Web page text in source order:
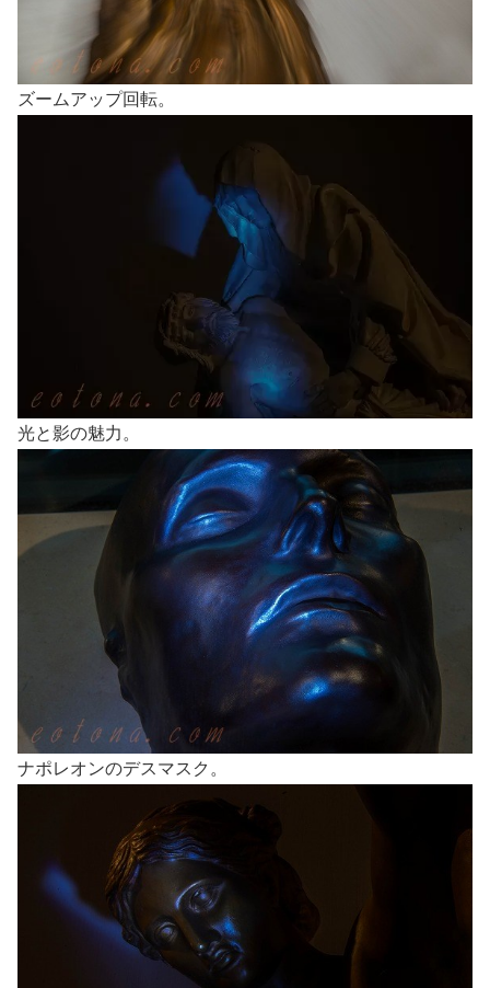
ズームアップ回転。
光と影の魅力。
ナポレオンのデスマスク。